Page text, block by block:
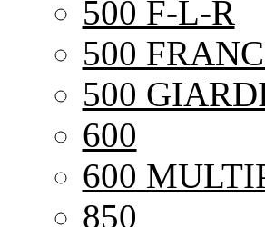
500 F-L-R
500
500
600
600
850